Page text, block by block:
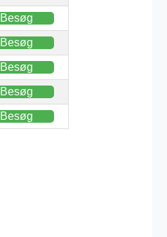
Besøg
Besøg
Besøg
Besøg
Besøg